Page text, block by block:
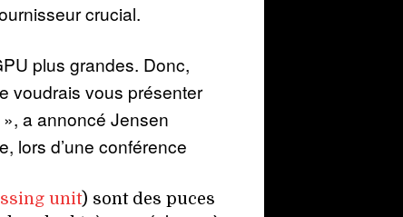
crucial.
plus grandes. Donc,
voudrais vous présenter
a annoncé Jensen
lors d’une conférence
unit) sont des puces